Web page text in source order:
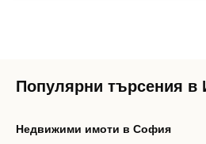
Популярни търсения в
Недвижими имоти в София